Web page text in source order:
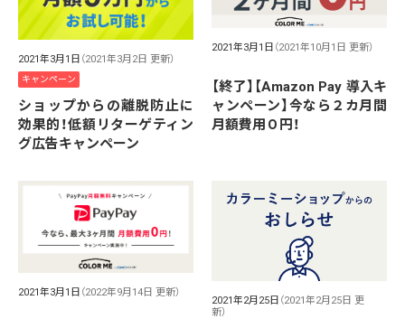
2021年3月1日 （2021年3月2日 更新）
キャンペーン
ショップからの離脱防止に
効果的！低額リターゲティン
グ広告キャンペーン
2021年3月1日 （2021年10月1日 更新）
【終了】【Amazon Pay 導入キ
ャンペーン】今なら２カ月間
月額費用０円！
2021年3月1日 （2022年9月14日 更新）
2021年2月25日 （2021年2月25日 更
新）